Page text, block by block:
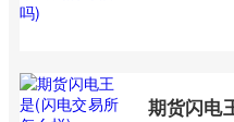
期货闪电